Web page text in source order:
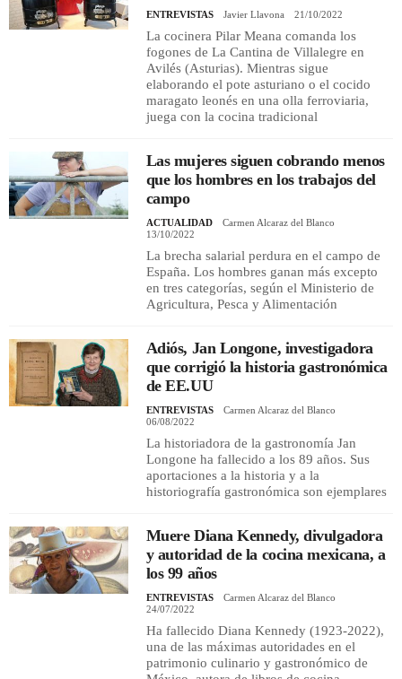
ENTREVISTAS Javier Llavona 21/10/2022
La cocinera Pilar Meana comanda los
fogones de La Cantina de Villalegre en
Avilés (Asturias). Mientras sigue
elaborando el pote asturiano o el cocido
maragato leonés en una olla ferroviaria,
juega con la cocina tradicional
Las mujeres siguen cobrando menos
que los hombres en los trabajos del
campo
ACTUALIDAD
Carmen Alcaraz del Blanco
13/10/2022
La brecha salarial perdura en el campo de
España. Los hombres ganan más excepto
en tres categorías, según el Ministerio de
Agricultura, Pesca y Alimentación
Adiós, Jan Longone, investigadora
que corrigió la historia gastronómica
de EE.UU
ENTREVISTAS
Carmen Alcaraz del Blanco
06/08/2022
La historiadora de la gastronomía Jan
Longone ha fallecido a los 89 años. Sus
aportaciones a la historia y a la
historiografía gastronómica son ejemplares
Muere Diana Kennedy, divulgadora
y autoridad de la cocina mexicana, a
los 99 años
ENTREVISTAS
Carmen Alcaraz del Blanco
24/07/2022
Ha fallecido Diana Kennedy (1923-2022),
una de las máximas autoridades en el
patrimonio culinario y gastronómico de